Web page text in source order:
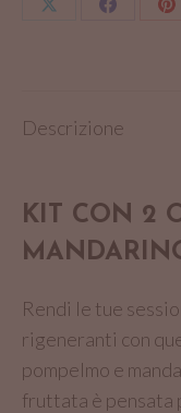
CondividiCondividi
Descrizione
KIT CON 2
Rendi le tue
rigeneranti con
pompelmo e
fruttata è pensata